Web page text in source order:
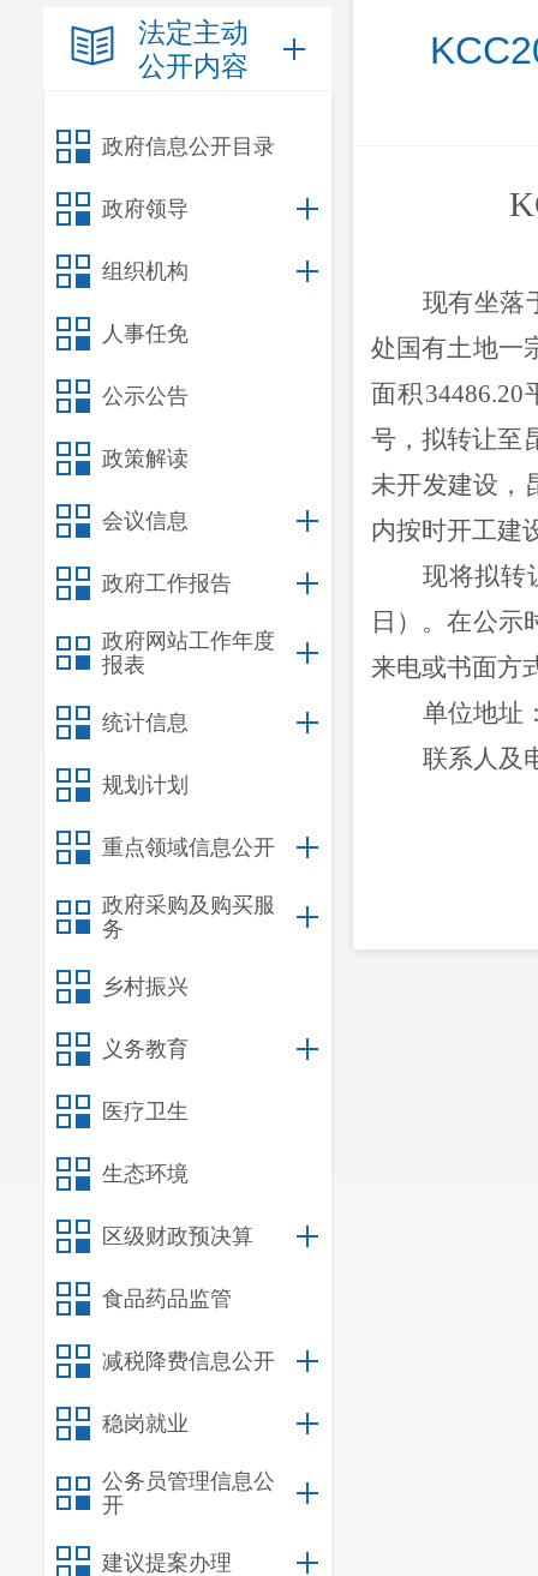
法定主动
公开内容
政府信息公开目录
政府领导
组织机构
人事任免
公示公告
政策解读
会议信息
政府工作报告
政府网站工作年度
报表
统计信息
规划计划
重点领域信息公开
政府采购及购买服
务
乡村振兴
义务教育
医疗卫生
生态环境
区级财政预决算
食品药品监管
减税降费信息公开
稳岗就业
公务员管理信息公
开
建议提案办理
现有坐落
处 国有土地一
面积34486.20
号，拟转让至
未开发建设，
内按时开工建
现将拟转
日） 。在公示
来电或书面方
单位地址
联系人及